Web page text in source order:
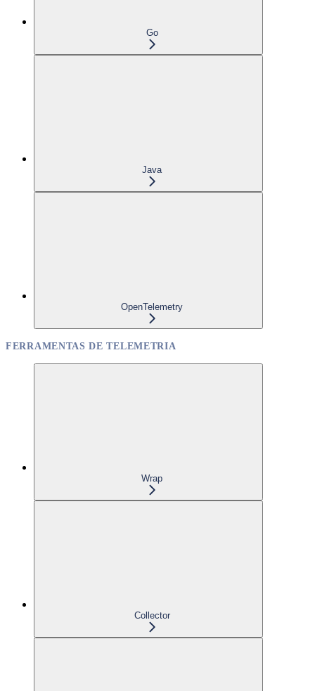
Go
Java
OpenTelemetry
FERRAMENTAS DE TELEMETRIA
Wrap
Collector